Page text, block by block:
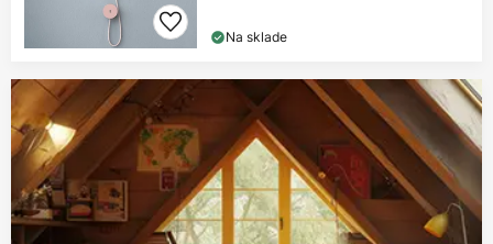
Na sklade